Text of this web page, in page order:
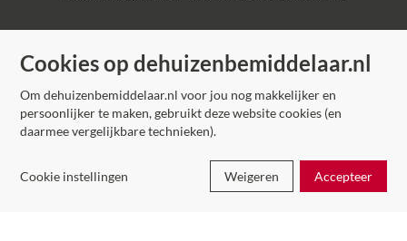
Cookies op dehuizenbemiddelaar.nl
Om dehuizenbemiddelaar.nl voor jou nog makkelijker en
persoonlijker te maken, gebruikt deze website cookies (en
daarmee vergelijkbare technieken).
Accepteer
Weigeren
Cookie instellingen